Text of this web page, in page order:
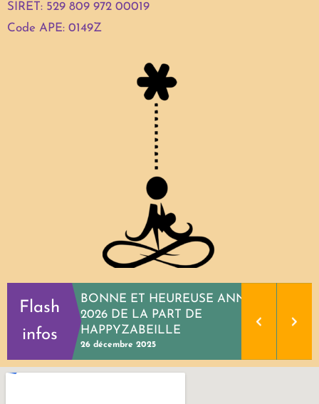
SIRET: 529 809 972 00019
Code APE: 0149Z
Flash
infos
BONNE ET HEUREUSE ANNEE
2026 DE LA PART DE
HAPPYZABEILLE
26 décembre 2025